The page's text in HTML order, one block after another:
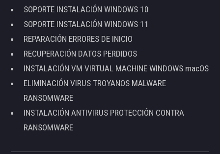
SOPORTE INSTALACIÓN WINDOWS 10
SOPORTE INSTALACIÓN WINDOWS 11
REPARACIÓN ERRORES DE INICIO
RECUPERACIÓN DATOS PERDIDOS
INSTALACIÓN VM VIRTUAL MACHINE WINDOWS macOS
ELIMINACIÓN VIRUS TROYANOS MALWARE
RANSOMWARE
INSTALACIÓN ANTIVIRUS PROTECCIÓN CONTRA
RANSOMWARE